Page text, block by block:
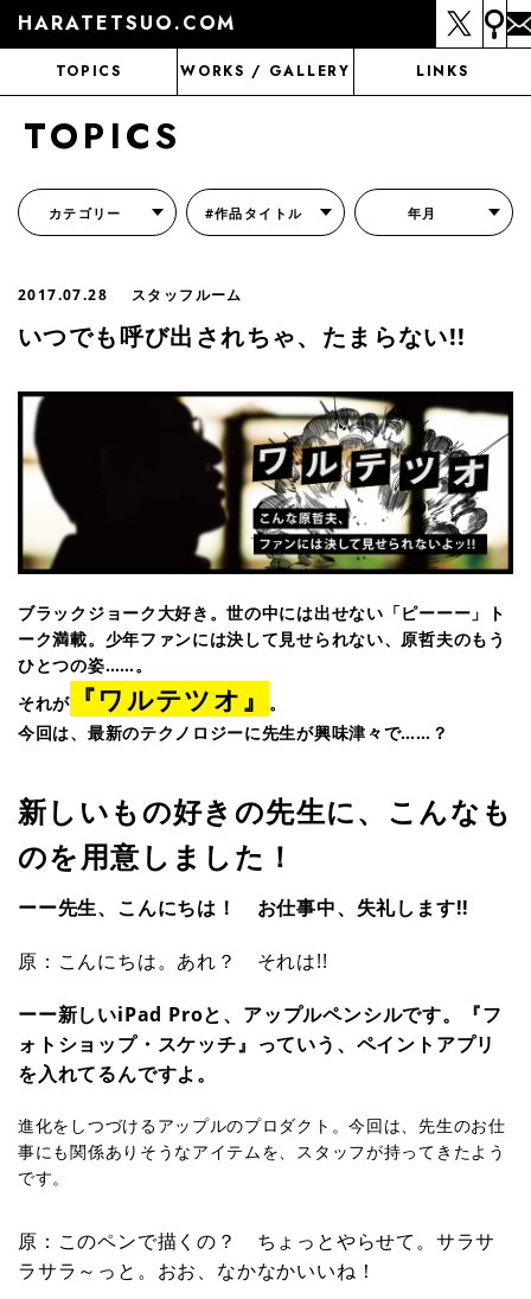
HARATETSUO.COM
TOPICS WORKS / GALLERY LINKS
TOPICS
カテゴリー #作品タイトル 年月
2017.07.28 スタッフルーム
いつでも呼び出されちゃ、たまらない!!
ブラックジョーク大好き。世の中には出せない「ピーーー」ト
ーク満載。少年ファンには決して見せられない、原哲夫のもう
ひとつの姿……。
それが
『ワルテツオ』
。
今回は、最新のテクノロジーに先生が興味津々で……？
新しいもの好きの先生に、こんなも
のを用意しました！
ーー先生、こんにちは！ お仕事中、失礼します!!
原：こんにちは。あれ？ それは!!
ーー新しいiPad Proと、アップルペンシルです。『フ
ォトショップ・スケッチ』っていう、ペイントアプリ
を入れてるんですよ。
進化をしつづけるアップルのプロダクト。今回は、先生のお仕
事にも関係ありそうなアイテムを、スタッフが持ってきたよう
です。
原：このペンで描くの？ ちょっとやらせて。サラサ
ラサラ～っと。おお、なかなかいいね！